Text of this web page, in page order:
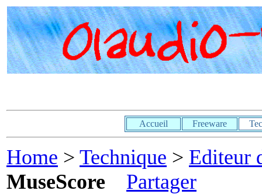
Accueil Freeware
Home > Technique > Editeur
MuseScore
Partager